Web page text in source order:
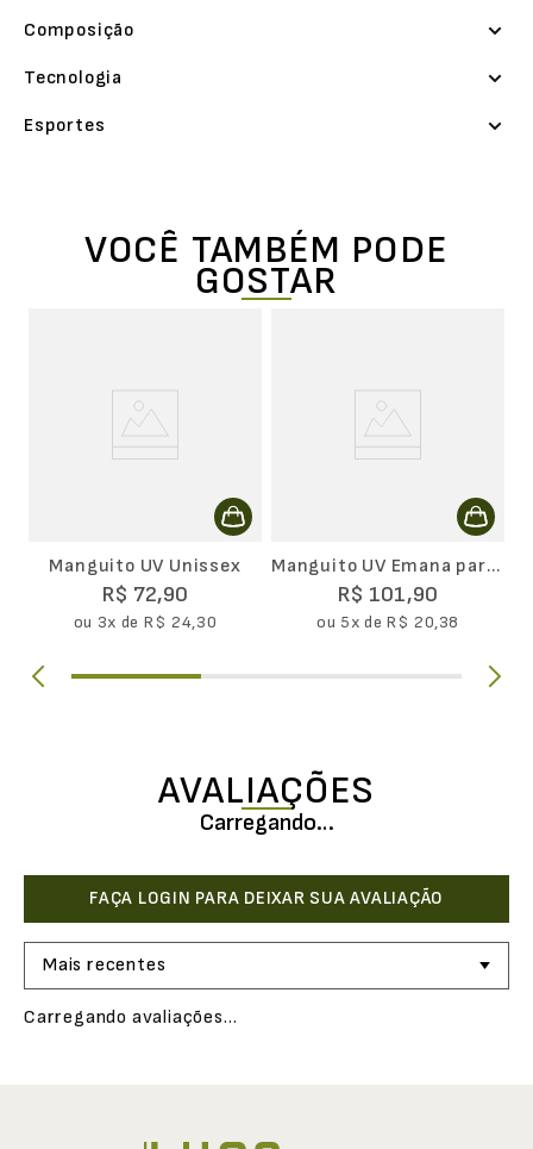
Composição
Tecnologia
Esportes
VOCÊ TAMBÉM PODE
GOSTAR
Manguito UV Unissex
R$ 72,90
ou 3x de R$ 24,30
Manguito UV Emana para
Relógio com Luva -
Unissex
R$ 101,90
ou 5x deR$ 20,38
AVALIAÇÕES
Carregando…
Mais recentes
Carregando avaliações…